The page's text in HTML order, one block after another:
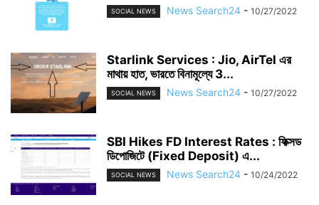
SOCIAL NEWS News Search24 - 10/27/2022
Starlink Services : Jio, AirTel এর
মাথায় হাত, ভারতে বিনামূল্যে 3...
SOCIAL NEWS News Search24 - 10/27/2022
SBI Hikes FD Interest Rates : ফিক্সড
ডিপোজিটে (Fixed Deposit) এ...
SOCIAL NEWS News Search24 - 10/24/2022